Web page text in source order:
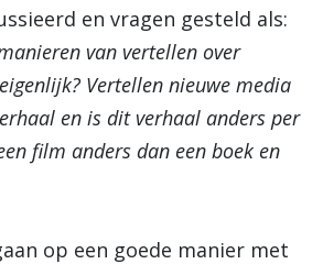
en vragen gesteld als:
van vertellen over
Vertellen nieuwe media
en is dit verhaal anders per
film anders dan een boek en
op een goede manier met